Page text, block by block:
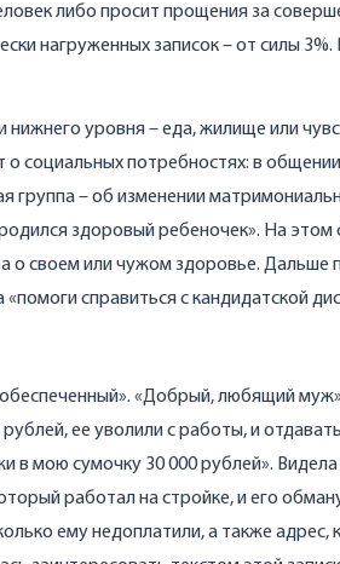
либо просит прощения за
нагруженных записок – от силы
уровня – еда, жилище или
социальных потребностях: в
группа – об изменении
здоровый ребеночек». На этом
о своем или чужом здоровье. Дальше
справиться с кандидатской
«Добрый, любящий
ее уволили с работы, и
мою сумочку 30 000 рублей». Видела
работал на стройке, и его
ему недоплатили, а также адрес,